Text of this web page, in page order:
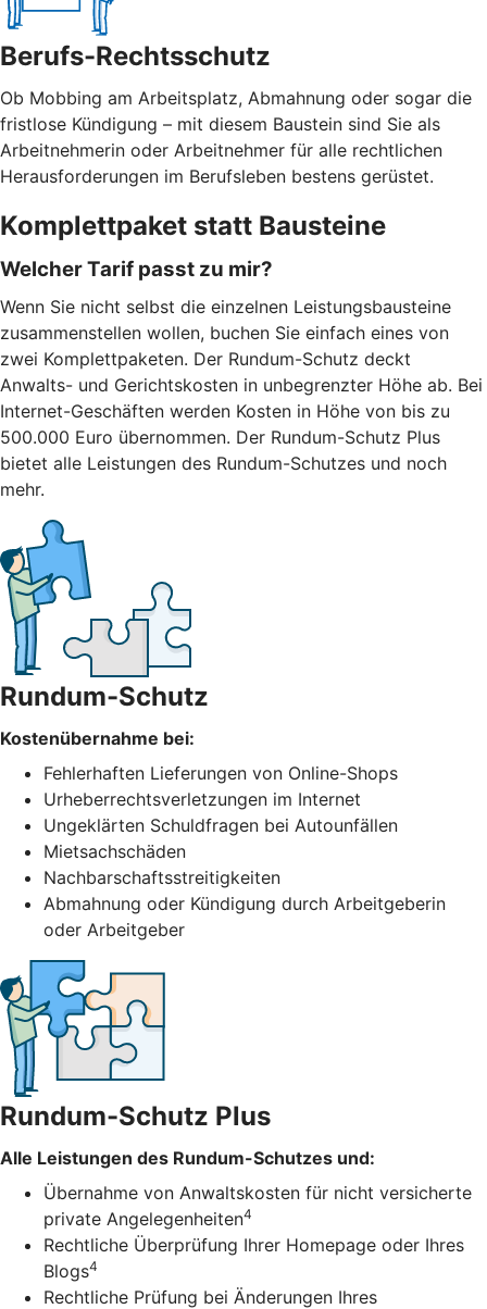
Berufs-Rechtsschutz
Ob Mobbing am Arbeitsplatz, Abmahnung oder sogar die
fristlose Kündigung – mit diesem Baustein sind Sie als
Arbeitnehmerin oder Arbeitnehmer für alle rechtlichen
Herausforderungen im Berufsleben bestens gerüstet.
Komplettpaket statt Bausteine
Welcher Tarif passt zu mir?
Wenn Sie nicht selbst die einzelnen Leistungsbausteine
zusammenstellen wollen, buchen Sie einfach eines von
zwei Komplettpaketen. Der Rundum-Schutz deckt
Anwalts- und Gerichtskosten in unbegrenzter Höhe ab. Bei
Internet-Geschäften werden Kosten in Höhe von bis zu
500.000 Euro übernommen. Der Rundum-Schutz Plus
bietet alle Leistungen des Rundum-Schutzes und noch
mehr.
Rundum-Schutz
Kostenübernahme bei:
Fehlerhaften Lieferungen von Online-Shops
Urheberrechtsverletzungen im Internet
Ungeklärten Schuldfragen bei Autounfällen
Mietsachschäden
Nachbarschaftsstreitigkeiten
Abmahnung oder Kündigung durch Arbeitgeberin
oder Arbeitgeber
Rundum-Schutz Plus
Alle Leistungen des Rundum-Schutzes und:
Übernahme von Anwaltskosten für nicht versicherte
private Angelegenheiten4
Rechtliche Überprüfung Ihrer Homepage oder Ihres
Blogs4
Rechtliche Prüfung bei Änderungen Ihres